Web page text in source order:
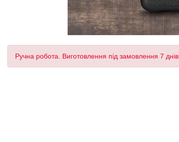
Ручна робота. Виготовлення під замовлення 7 днів